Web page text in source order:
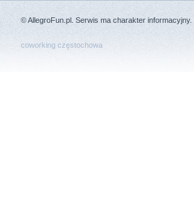
©AllegroFun.pl . Serwis ma charakter informacyjny.
coworking częstochowa